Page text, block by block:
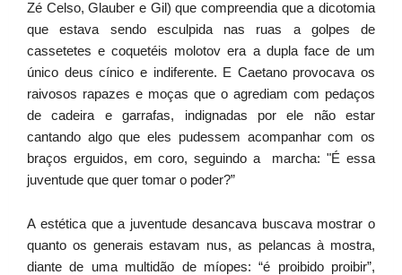
Zé Celso, Glauber e Gil) que compreendia que a dicotomia
que estava sendo esculpida nas ruas a golpes de
cassetetes e coquetéis molotov era a dupla face de um
único deus cínico e indiferente. E Caetano provocava os
raivosos rapazes e moças que o agrediam com pedaços
de cadeira e garrafas, indignadas por ele não estar
cantando algo que eles pudessem acompanhar com os
braços erguidos, em coro, seguindo a marcha: "É essa
juventude que quer tomar o poder?”
A estética que a juventude desancava buscava mostrar o
quanto os generais estavam nus, as pelancas à mostra,
diante de uma multidão de míopes: “é proibido proibir”,